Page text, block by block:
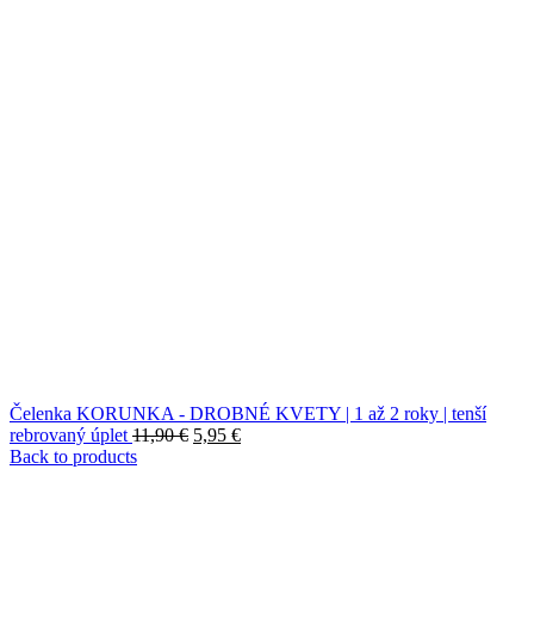
Čelenka KORUNKA - DROBNÉ KVETY | 1 až 2 roky | tenší
rebrovaný úplet 11,90€ Original
5,95 €Current
Back to products